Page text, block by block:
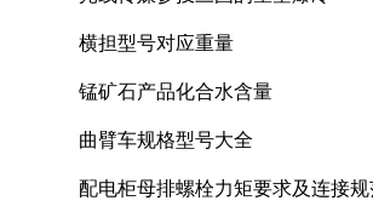
横担型号对应重量
锰矿石产品化合水含量
曲臂车规格型号大全
配电柜母排螺栓力矩要求及连接